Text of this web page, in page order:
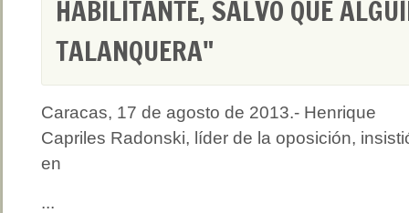
HABILITANTE, SALVO QUE
TALANQUERA"
Caracas, 17 de agosto de 2013.- Henrique
Capriles Radonski, líder de la oposición,
en
...